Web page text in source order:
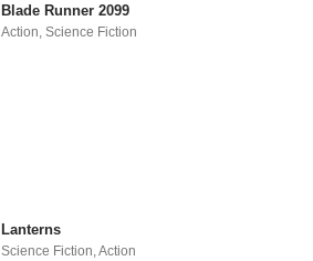
Blade Runner 2099
Action ,Science Fiction
Lanterns
Science Fiction,Action